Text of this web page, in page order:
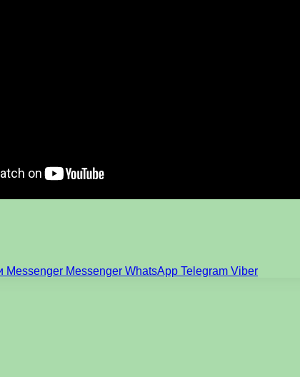
Messenger Messenger WhatsApp Telegram Viber